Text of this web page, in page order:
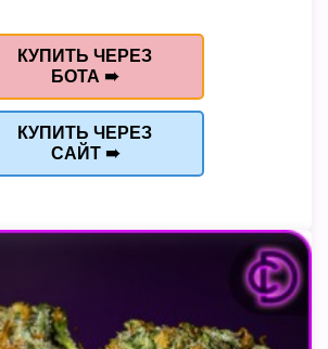
КУПИТЬ ЧЕРЕЗ
БОТА ➠
КУПИТЬ ЧЕРЕЗ
САЙТ ➠